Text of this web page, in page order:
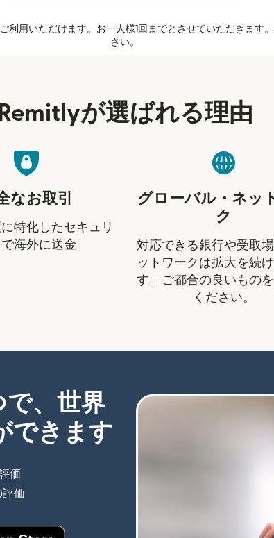
利用いただけます。お一人様1回までとさせていただきます
さい。
Remitlyが選ばれる理由
なお取引
特化したセキュリ
海外に送金
グローバル・ネッ
ク
対応できる銀行や受取
ットワークは拡大を続
す。ご都合の良いもの
ください。
で、世界
できます
価
（別ウィンドウで開きます）
評価
（別ウィンドウで開きます）